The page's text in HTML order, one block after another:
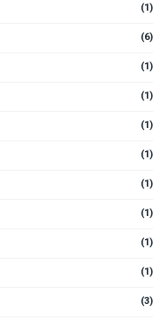
(1)
(6)
(1)
(1)
(1)
(1)
(1)
(1)
(1)
(1)
(3)